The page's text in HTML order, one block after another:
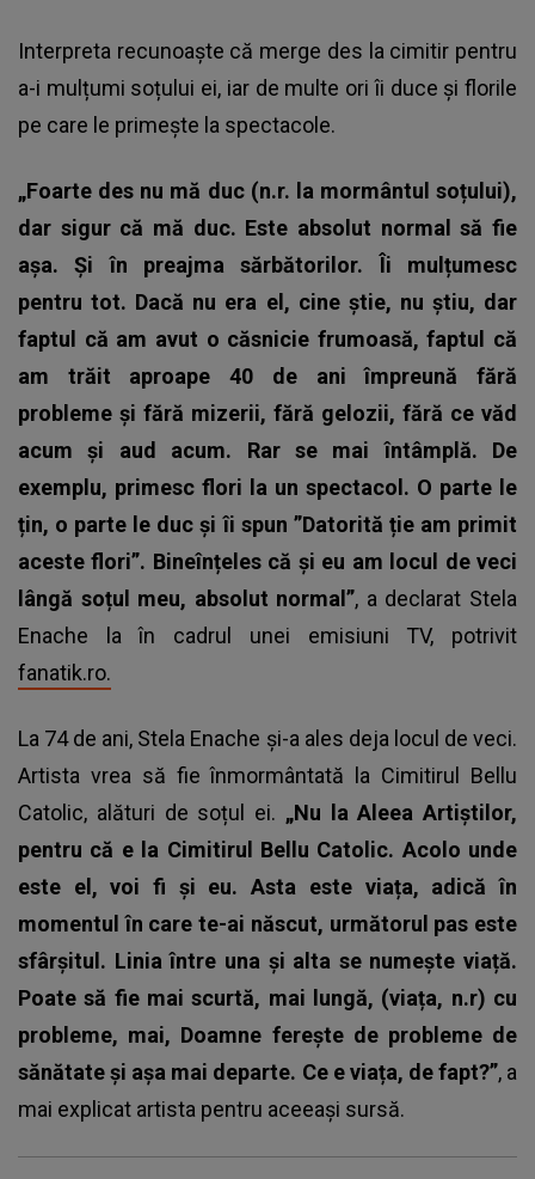
Interpreta recunoaște că merge des la cimitir pentru
a-i mulțumi soțului ei, iar de multe ori îi duce și florile
pe care le primește la spectacole.
„Foarte des nu mă duc (n.r. la mormântul soțului),
dar sigur că mă duc. Este absolut normal să fie
așa. Și în preajma sărbătorilor. Îi mulțumesc
pentru tot. Dacă nu era el, cine știe, nu știu, dar
faptul că am avut o căsnicie frumoasă, faptul că
am trăit aproape 40 de ani împreună fără
probleme și fără mizerii, fără gelozii, fără ce văd
acum și aud acum. Rar se mai întâmplă. De
exemplu, primesc flori la un spectacol. O parte le
țin, o parte le duc și îi spun ”Datorită ție am primit
aceste flori”. Bineînțeles că și eu am locul de veci
lângă soțul meu, absolut normal”, a declarat Stela
Enache la în cadrul unei emisiuni TV, potrivit
fanatik.ro.
La 74 de ani, Stela Enache și-a ales deja locul de veci.
Artista vrea să fie înmormântată la Cimitirul Bellu
Catolic, alături de soțul ei. „Nu la Aleea Artiștilor,
pentru că e la Cimitirul Bellu Catolic. Acolo unde
este el, voi fi și eu. Asta este viața, adică în
momentul în care te-ai născut, următorul pas este
sfârșitul. Linia între una și alta se numește viață.
Poate să fie mai scurtă, mai lungă, (viața, n.r) cu
probleme, mai, Doamne ferește de probleme de
sănătate și așa mai departe. Ce e viața, de fapt?”, a
mai explicat artista pentru aceeași sursă.